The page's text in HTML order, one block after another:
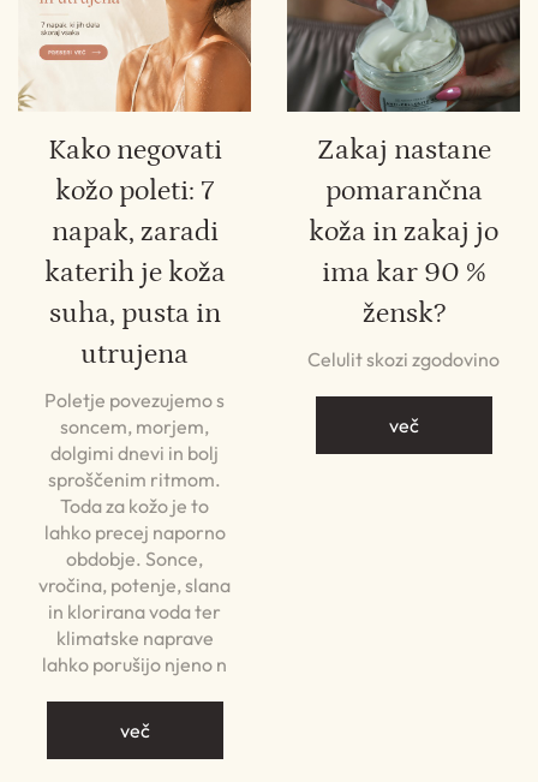
Kako negovati
kožo poleti: 7
napak, zaradi
katerih je koža
suha, pusta in
utrujena
Poletje povezujemo s
soncem, morjem,
dolgimi dnevi in bolj
sproščenim ritmom.
Toda za kožo je to
lahko precej naporno
obdobje. Sonce,
vročina, potenje, slana
in klorirana voda ter
klimatske naprave
lahko porušijo njeno n
več
Zakaj nastane
pomarančna
koža in zakaj jo
ima kar 90 %
žensk?
Celulit skozi zgodovino
več